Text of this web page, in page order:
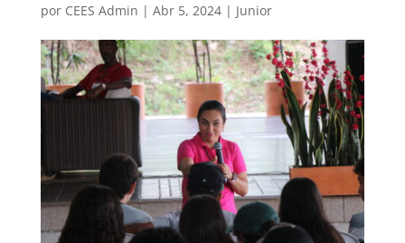
por CEES Admin | Abr 5, 2024| Junior